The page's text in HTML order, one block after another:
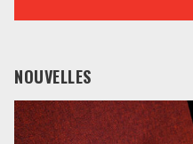
NOUVELLES